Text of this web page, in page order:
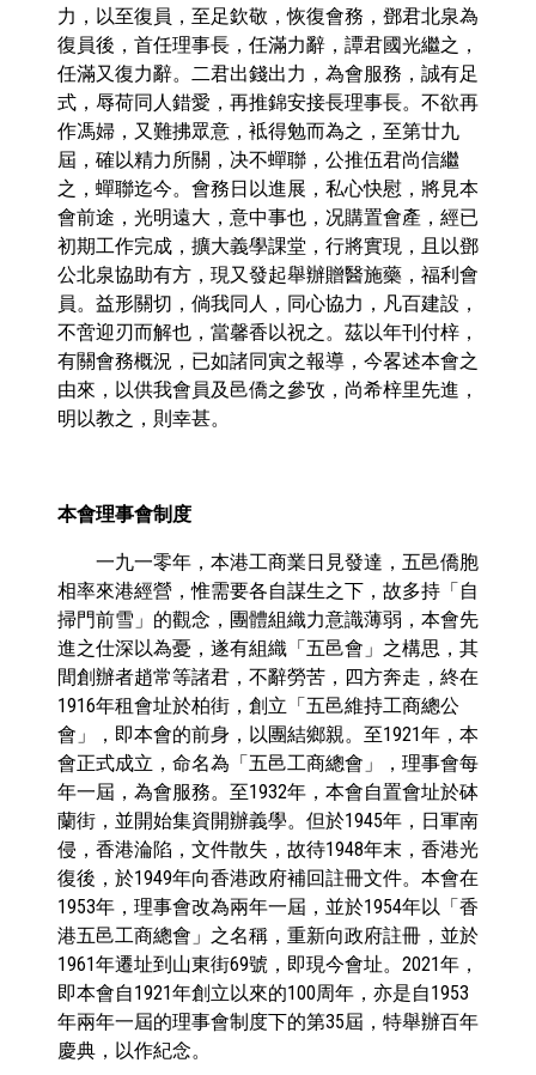
力，以至復員，至足欽敬，恢復會務，鄧君北泉為
復員後，首任理事長，任滿力辭，譚君國光繼之，
任滿又復力辭。二君出錢出力，為會服務，誠有足
式，辱荷同人錯愛，再推錦安接長理事長。不欲再
作馮婦，又難拂眾意，袛得勉而為之，至第廿九
屆，確以精力所關，决不蟬聯，公推伍君尚信繼
之，蟬聯迄今。會務日以進展，私心快慰，將見本
會前途，光明遠大，意中事也，况購置會產，經已
初期工作完成，擴大義學課堂，行將實現，且以鄧
公北泉協助有方，現又發起舉辦贈醫施藥，福利會
員。益形關切，倘我同人，同心協力，凡百建設，
不啻迎刃而解也，當馨香以祝之。茲以年刊付梓，
有關會務概況，已如諸同寅之報導，今畧述本會之
由來，以供我會員及邑僑之參攷，尚希梓里先進，
明以教之，則幸甚。
本會理事會制度
一九一零年，本港工商業日見發達，五邑僑胞
相率來港經營，惟需要各自謀生之下，故多持「自
掃門前雪」的觀念，團體組織力意識薄弱，本會先
進之仕深以為憂，遂有組織「五邑會」之構思，其
間創辦者趙常等諸君，不辭勞苦，四方奔走，終在
1916年租會址於柏街，創立「五邑維持工商總公
會」，即本會的前身，以團結鄉親。至1921年，本
會正式成立，命名為「五邑工商總會」，理事會每
年一屆，為會服務。至1932年，本會自置會址於砵
蘭街，並開始集資開辦義學。但於1945年，日軍南
侵，香港淪陷，文件散失，故待1948年末，香港光
復後，於1949年向香港政府補回註冊文件。本會在
1953年，理事會改為兩年一屆，並於1954年以「香
港五邑工商總會」之名稱，重新向政府註冊，並於
1961年遷址到山東街69號，即現今會址。2021年，
即本會自1921年創立以來的100周年，亦是自1953
年兩年一屆的理事會制度下的第35屆，特舉辦百年
慶典，以作紀念。